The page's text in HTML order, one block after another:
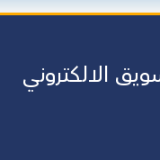
الالكتروني